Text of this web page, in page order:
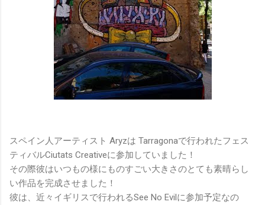
スペイン人アーティスト Aryzは Tarragonaで行われたフェス
ティバルCiutats Creativeに参加していました！
その際彼はいつもの様にものすごい大きさのとても素晴らし
い作品を完成させました！
彼は、近々イギリスで行われるSee No Evilに参加予定なの